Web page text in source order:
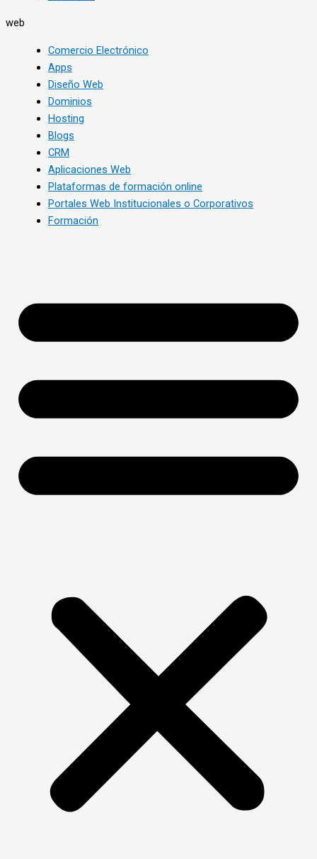
web
Comercio Electrónico
Apps
Diseño Web
Dominios
Hosting
Blogs
CRM
Aplicaciones Web
Plataformas de formación online
Portales Web Institucionales o Corporativos
Formación